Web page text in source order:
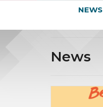
NEWS
News